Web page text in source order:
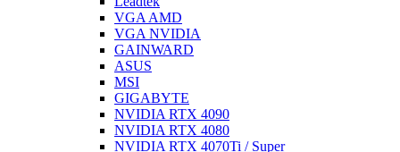
VGA AMD
VGA NVIDIA
GAINWARD
ASUS
MSI
GIGABYTE
NVIDIA RTX 4090
NVIDIA RTX 4080
NVIDIA RTX 4070Ti / Super